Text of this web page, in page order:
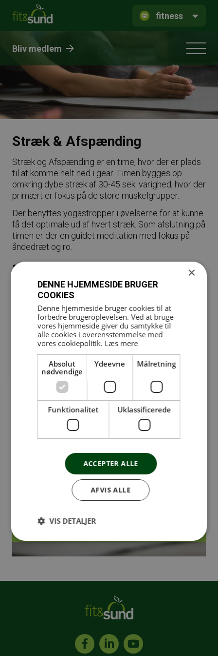
fitness
Bliv medlem
Stræk & Afspænding
Stræk og Afspænding er en time, hvor der er plads
til at komme helt ned i gear. Timen bygges op
omkring dybe stræk af 30-45 sek. varighed, hvor der
primært er fokus på de store muskelgrupper.
Der benyttes yogastropper i øvelserne for at kunne
få det optimale ud af hvert stræk. Som afslutning på
timen er der en guidet meditation med fokus på
åndedræt og ro.
Forbedrer smidighed
Afstressende
Øger kropsbevidsthed
Øvelserne foregår på yogamåtter. Medbring egen
måtte samt lidt at drikke.
Bemærk, det kan føles køligt i løbet af timen, så
medbring gerne varmt tøj.
Flere billeder
×
DENNE HJEMMESIDE BRUGER
COOKIES
Denne hjemmeside bruger cookies til at
forbedre brugeroplevelsen. Ved at bruge
vores hjemmeside giver du samtykke til
alle cookies i overensstemmelse med
vores cookiepolitik. Læs mere
Absolut
nødvendige
Ydeevne Målretning
Funktionalitet Uklassificerede
ACCEPTER ALLE
AFVIS ALLE
VIS DETALJER